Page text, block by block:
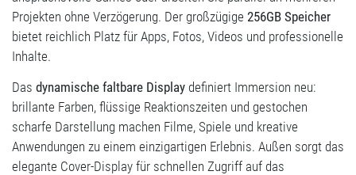
Projekten ohne Verzögerung. Der großzügige 256GB Speicher
bietet reichlich Platz für Apps, Fotos, Videos und professionelle
Inhalte.
Das dynamische faltbare Display definiert Immersion neu:
brillante Farben, flüssige Reaktionszeiten und gestochen
scharfe Darstellung machen Filme, Spiele und kreative
Anwendungen zu einem einzigartigen Erlebnis. Außen sorgt das
elegante Cover-Display für schnellen Zugriff auf das